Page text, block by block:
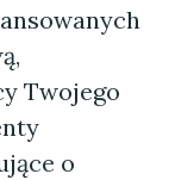
Twojego
o